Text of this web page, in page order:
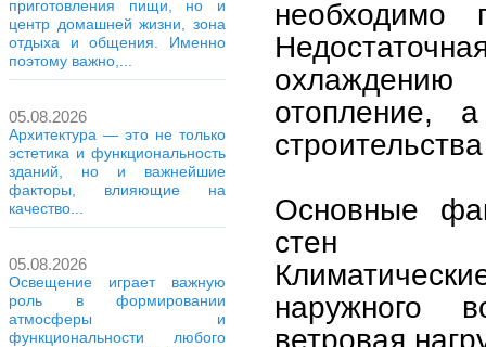
приготовления пищи, но и
центр домашней жизни, зона
отдыха и общения. Именно
поэтому важно,...
05.08.2026
Архитектура — это не только
эстетика и функциональность
зданий, но и важнейшие
факторы, влияющие на
качество...
05.08.2026
Освещение играет важную
роль в формировании
атмосферы и
функциональности любого
необходимо
отопление,
Основные
стен
наружного
ветровая